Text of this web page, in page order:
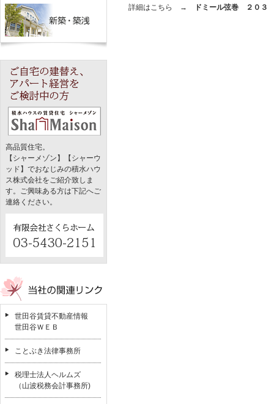
高品質住宅。
【シャーメゾン】【シャーウ
ッド】でおなじみの積水ハウ
ス株式会社をご紹介致しま
す。ご興味ある方は下記へご
連絡ください。
世田谷賃貸不動産情報
世田谷ＷＥＢ
ことぶき法律事務所
税理士法人ヘルムズ
（山波税務会計事務所)
詳細はこちら → ドミール弦巻 ２０３